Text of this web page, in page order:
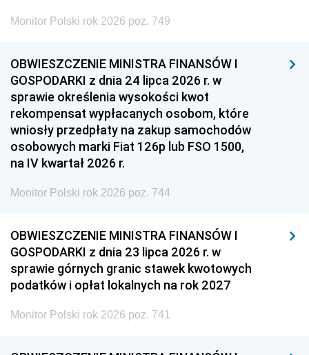
Monitor Polski rok 2026 poz. 749
OBWIESZCZENIE MINISTRA FINANSÓW I
GOSPODARKI z dnia 24 lipca 2026 r. w
sprawie określenia wysokości kwot
rekompensat wypłacanych osobom, które
wniosły przedpłaty na zakup samochodów
osobowych marki Fiat 126p lub FSO 1500,
na IV kwartał 2026 r.
Monitor Polski rok 2026 poz. 744
OBWIESZCZENIE MINISTRA FINANSÓW I
GOSPODARKI z dnia 23 lipca 2026 r. w
sprawie górnych granic stawek kwotowych
podatków i opłat lokalnych na rok 2027
Monitor Polski rok 2026 poz. 741